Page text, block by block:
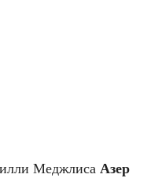
Меджлиса Азер